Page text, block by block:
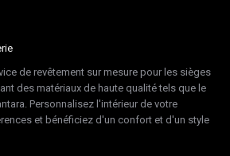
de revêtement sur mesure pour les sièges
des matériaux de haute qualité tels que le
Personnalisez l'intérieur de votre
et bénéficiez d'un confort et d'un style